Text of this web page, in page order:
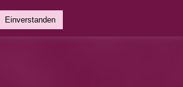
Einverstanden